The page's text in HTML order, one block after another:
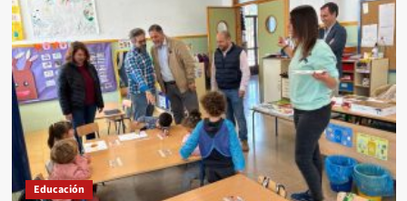
blinda
la
Educación
Especial
con
636
millones
y
la
mayor
plantilla
Educación